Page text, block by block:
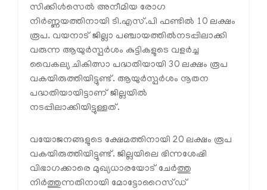
സിക്കിള്‍സെല്‍ അനീമിയ രോഗ
നിര്‍ണ്ണയത്തിനായി ടി.എസ്.പി ഫണ്ടില്‍ 10 ലക്ഷം
രൂപ. വയനാട് ജില്ലാ പഞ്ചായത്തില്‍നടപ്പിലാക്കി
വരുന്ന ആയുര്‍സ്പര്‍ശം കുട്ടികളുടെ വളര്‍ച്ച
വൈകല്യ ചികിത്സാ പദ്ധതിയായി 30 ലക്ഷം രൂപ
വകയിരുത്തിയിട്ടുണ്ട്. ആയുര്‍സ്പര്‍ശം നൂതന
പദ്ധതിയായിട്ടാണ് ജില്ലയില്‍
നടപ്പിലാക്കിയിട്ടുള്ളത്.
വയോജനങ്ങളുടെ ക്ഷേമത്തിനായി 20 ലക്ഷം രൂപ
വകയിരുത്തിയിട്ടുണ്ട്. ജില്ലയിലെ ഭിന്നശേഷി
വിഭാഗക്കാരെ മുഖ്യധാരയോട് ചേര്‍ത്തു
നിര്‍ത്തുന്നതിനായി മോട്ടോറൈസ്ഡ്